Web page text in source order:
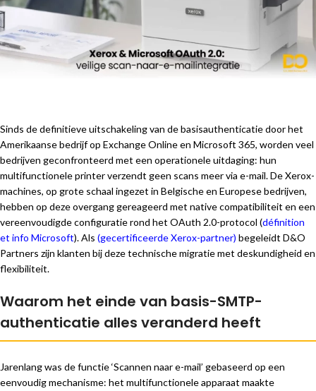
Sinds de definitieve uitschakeling van de basisauthenticatie door het
Amerikaanse bedrijf op Exchange Online en Microsoft 365, worden veel
bedrijven geconfronteerd met een operationele uitdaging: hun
multifunctionele printer verzendt geen scans meer via e-mail. De Xerox-
machines, op grote schaal ingezet in Belgische en Europese bedrijven,
hebben op deze overgang gereageerd met native compatibiliteit en een
vereenvoudigde configuratie rond het OAuth 2.0-protocol (définition
et info Microsoft). Als (gecertificeerde Xerox-partner) begeleidt D&O
Partners zijn klanten bij deze technische migratie met deskundigheid en
flexibiliteit.
Waarom het einde van basis-SMTP-
authenticatie alles veranderd heeft
Jarenlang was de functie ‘Scannen naar e-mail’ gebaseerd op een
eenvoudig mechanisme: het multifunctionele apparaat maakte